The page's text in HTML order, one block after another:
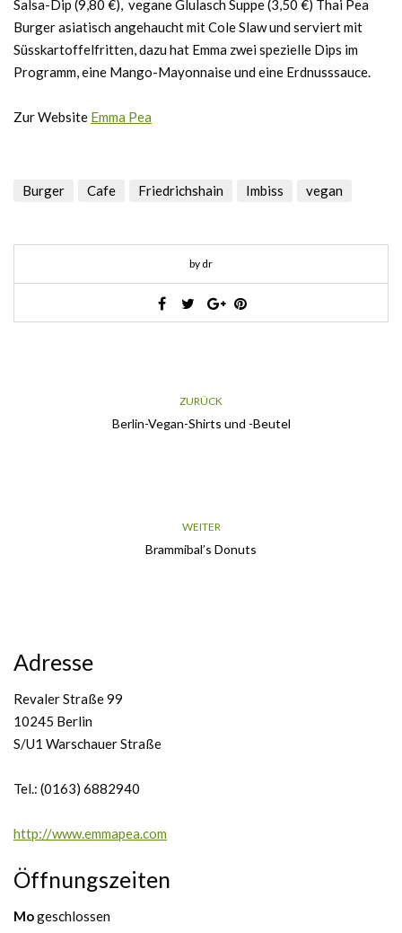
Salsa-Dip (9,80 €), vegane Glulasch Suppe (3,50 €) Thai Pea
Burger asiatisch angehaucht mit Cole Slaw und serviert mit
Süsskartoffelfritten, dazu hat Emma zwei spezielle Dips im
Programm, eine Mango-Mayonnaise und eine Erdnusssauce.
Zur Website Emma Pea
Burger Cafe Friedrichshain Imbiss vegan
by dr
ZURÜCK
Berlin-Vegan-Shirts und -Beutel
WEITER
Brammibal’s Donuts
Adresse
Revaler Straße 99
10245 Berlin
S/U1 Warschauer Straße
Tel.: (0163) 6882940
http://www.emmapea.com
Öffnungszeiten
Mogeschlossen